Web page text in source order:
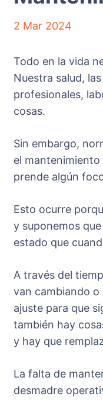
2 Mar 2024
Todo en la vida
Nuestra salud,
profesionales,
cosas.
Sin embargo,
el mantenimiento
prende algún
Esto ocurre
y suponemos
estado que
A través del
van cambiando
ajuste para que
también hay
y hay que
La falta de
desmadre